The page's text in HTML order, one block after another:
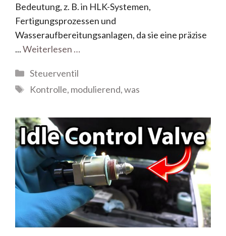
Bedeutung, z. B. in HLK-Systemen,
Fertigungsprozessen und
Wasseraufbereitungsanlagen, da sie eine präzise
...Weiterlesen …
Steuerventil
Kontrolle, modulierend,was